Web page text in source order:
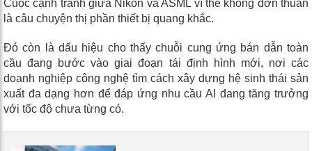
Cuộc cạnh tranh giữa Nikon và ASML vì thế không đơn thuần
là câu chuyện thị phần thiết bị quang khắc.
Đó còn là dấu hiệu cho thấy chuỗi cung ứng bán dẫn toàn
cầu đang bước vào giai đoạn tái định hình mới, nơi các
doanh nghiệp công nghệ tìm cách xây dựng hệ sinh thái sản
xuất đa dạng hơn để đáp ứng nhu cầu AI đang tăng trưởng
với tốc độ chưa từng có.